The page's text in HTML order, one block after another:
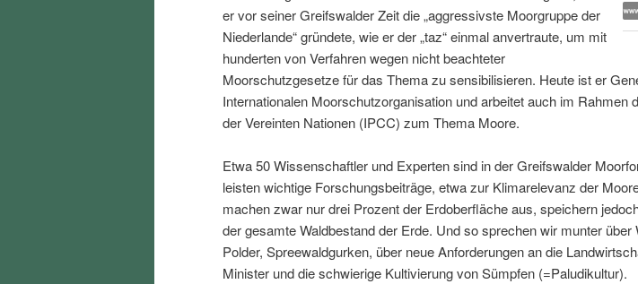
r
i
n
e
n
s
p
r
n
g
e
er vor seiner Greifswalder Zeit die „aggressivste Moorgruppe der
Niederlande“ gründete, wie er der „taz“ einmal anvertraute, um mit
hunderten von Verfahren wegen nicht beachteter
Moorschutzgesetze für das Thema zu sensibilisieren. Heute ist er
Internationalen Moorschutzorganisation und arbeitet auch im Rahmen
der Vereinten Nationen (IPCC) zum Thema Moore.
Etwa 50 Wissenschaftler und Experten sind in der Greifswalder
leisten wichtige Forschungsbeiträge, etwa zur Klimarelevanz der
machen zwar nur drei Prozent der Erdoberfläche aus, speichern
der gesamte Waldbestand der Erde. Und so sprechen wir munter über
Polder, Spreewaldgurken, über neue Anforderungen an die
Minister und die schwierige Kultivierung von Sümpfen (=Paludikultur).